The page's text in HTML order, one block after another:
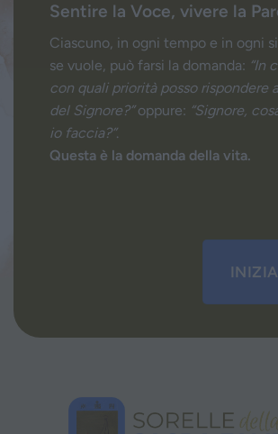
Sentire la Voce, vivere la
Ciascuno, in ogni tempo e in ogni
se vuole, può farsi la domanda: “In
con quali priorità posso rispondere
del Signore?”oppure: “Signore,
io faccia?”.
Questa è la domanda della vita.